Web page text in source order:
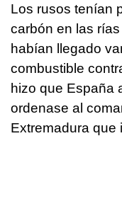
Los rusos tenían
carbón en las
habían llegado
combustible
hizo que España
ordenase al
Extremadura que